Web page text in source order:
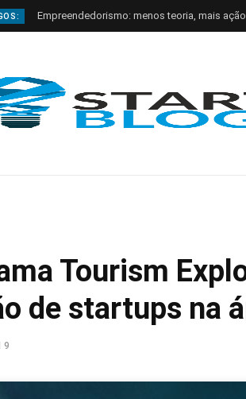
Empreendedorismo: menos teoria, mais ação
Tourism
de startups na